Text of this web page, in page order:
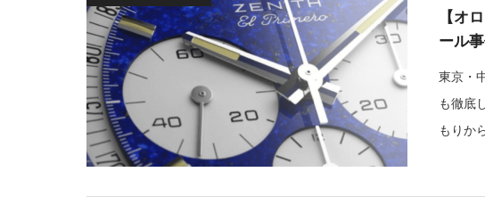
【オ
ール
東京・
も徹底
もりか